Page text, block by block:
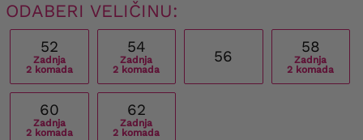
ODABERI VELIČINU:
52
Zadnja
2 komada
54
Zadnja
2 komada
56
58
Zadnja
2 komada
60
Zadnja
2 komada
62
Zadnja
2 komada